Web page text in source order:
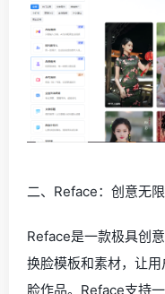
二、Reface：创意无
Reface是一款极具创
换脸模板和素材，让
脸作品。Reface支持